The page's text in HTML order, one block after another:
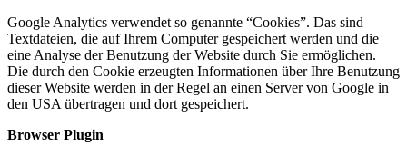
Google Analytics verwendet so genannte “Cookies”. Das sind
Textdateien, die auf Ihrem Computer gespeichert werden und die
eine Analyse der Benutzung der Website durch Sie ermöglichen.
Die durch den Cookie erzeugten Informationen über Ihre Benutzung
dieser Website werden in der Regel an einen Server von Google in
den USA übertragen und dort gespeichert.
Browser Plugin